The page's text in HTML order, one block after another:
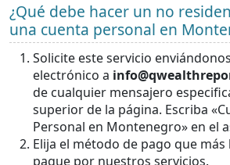
¿Qué debe hacer un no
una cuenta personal en
Solicite este servicio
electrónico a
de cualquier mensajero
superior de la página. Escriba
Personal en Montenegro» en el
Elija el método de pago que más
pague por nuestros servicios.